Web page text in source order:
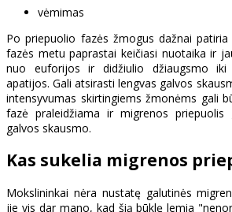
vėmimas
Po priepuolio fazės žmogus dažnai
fazės metu paprastai keičiasi nuotaika ir
nuo euforijos ir didžiulio džiaugsmo
apatijos. Gali atsirasti lengvas galvos
intensyvumas skirtingiems žmonėms gali
fazė praleidžiama ir migrenos priepuolis
galvos skausmo.
Kas sukelia migrenos
Mokslininkai nėra nustatę galutinės
jie vis dar mano, kad šią būklę lemia